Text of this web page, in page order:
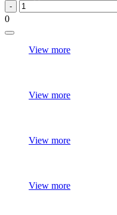
0
View more
View more
View more
View more